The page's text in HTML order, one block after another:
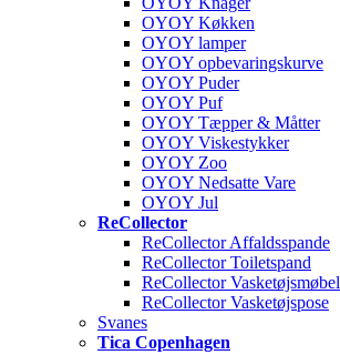
OYOY Køkken
OYOY lamper
OYOY opbevaringskurve
OYOY Puder
OYOY Puf
OYOY Tæpper & Måtter
OYOY Viskestykker
OYOY Zoo
OYOY Nedsatte Vare
OYOY Jul
ReCollector
ReCollector Affaldsspande
ReCollector Toiletspand
ReCollector Vasketøjsmøbel
ReCollector Vasketøjspose
Svanes
Tica Copenhagen